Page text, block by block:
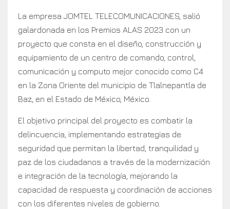
La empresa JOMTEL TELECOMUNICACIONES, salió
galardonada en los Premios ALAS 2023 con un
proyecto que consta en el diseño, construcción y
equipamiento de un centro de comando, control,
comunicación y computo mejor conocido como C4
en la Zona Oriente del municipio de Tlalnepantla de
Baz, en el Estado de México, México.
El objetivo principal del proyecto es combatir la
delincuencia, implementando estrategias de
seguridad que permitan la libertad, tranquilidad y
paz de los ciudadanos a través de la modernización
e integración de la tecnología, mejorando la
capacidad de respuesta y coordinación de acciones
con los diferentes niveles de gobierno.